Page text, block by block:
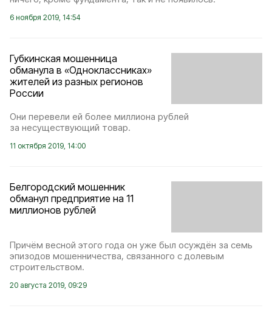
6 ноября 2019, 14:54
Губкинская мошенница
обманула в «Одноклассниках»
жителей из разных регионов
России
Они перевели ей более миллиона рублей
за несуществующий товар.
11 октября 2019, 14:00
Белгородский мошенник
обманул предприятие на 11
миллионов рублей
Причём весной этого года он уже был осуждён за семь
эпизодов мошенничества, связанного с долевым
строительством.
20 августа 2019, 09:29